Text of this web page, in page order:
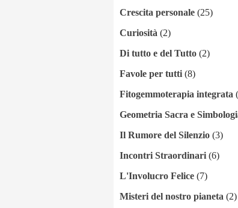
Crescita personale(25)
Curiosità(2)
Di tutto e del Tutto(2)
Favole per tutti(8)
Fitogemmoterapia integrata
Geometria Sacra e
Il Rumore del Silenzio(3)
Incontri Straordinari(6)
L'Involucro Felice(7)
Misteri del nostro pianeta(2)